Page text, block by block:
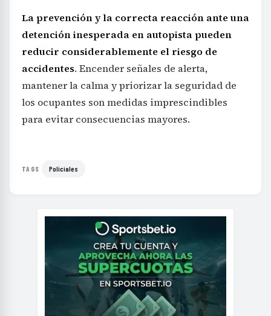
La prevención y la correcta reacción ante una
detención inesperada en autopista pueden
reducir considerablemente el riesgo de
accidentes. Encender señales de alerta,
mantener la calma y priorizar la seguridad de
los ocupantes son medidas imprescindibles
para evitar consecuencias mayores.
TAGS Policiales